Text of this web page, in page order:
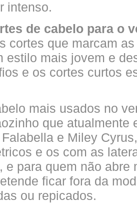
intenso.
de cabelo para o
cortes que marcam
estilo mais jovem e
e os cortes curtos
mais usados no
que atualmente
Falabella e Miley
e os com as
e para quem não abre
ficar fora da
ou repicados.